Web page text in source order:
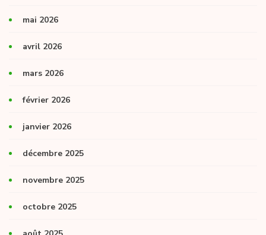
mai 2026
avril 2026
mars 2026
février 2026
janvier 2026
décembre 2025
novembre 2025
octobre 2025